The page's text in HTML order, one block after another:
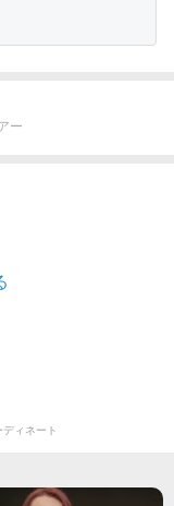
ー
ィネート